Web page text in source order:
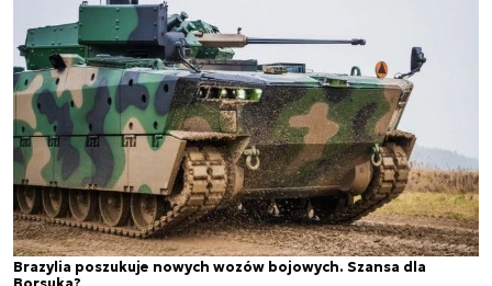
Brazylia poszukuje nowych wozów bojowych. Szansa dla